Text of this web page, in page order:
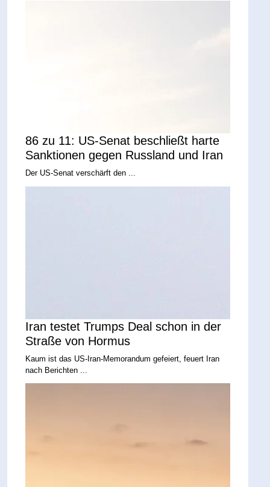
86 zu 11: US-Senat beschließt harte
Sanktionen gegen Russland und Iran
Der US-Senat verschärft den ...
Iran testet Trumps Deal schon in der
Straße von Hormus
Kaum ist das US-Iran-Memorandum gefeiert, feuert Iran
nach Berichten ...